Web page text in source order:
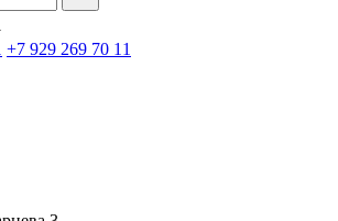
+7 929 269 70 11